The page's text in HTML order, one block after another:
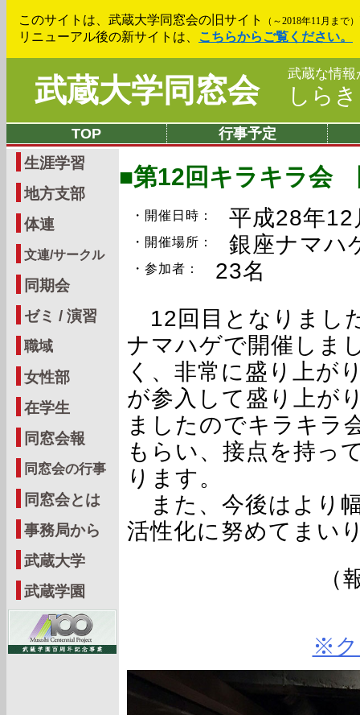
このサイトは、武蔵大学同窓会の旧サイト （～2018年11月まで）
リニューアル後の新サイトは、
こちらからご覧ください。
武蔵大学同窓会 武蔵な情報
しら
TOP 行事予定
生涯学習
地方支部
体連
文連/サークル
同期会
ゼミ / 演習
職域
女性部
在学生
同窓会報
同窓会の行事
同窓会とは
事務局から
武蔵大学
武蔵学園
■第12回キラキラ会
・開催日時： 平成28年
・開催場所： 銀座ナマハ
・参加者：
23名
12回目となりまし
ナマハゲで開催しま
く、非常に盛り上が
が参入して盛り上が
ましたのでキラキラ
もらい、接点を持っ
ります。
また、今後はより
活性化に努めてまい
※ク